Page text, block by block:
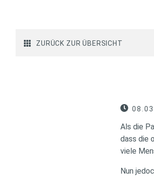
ZURÜCK ZUR ÜBERSICHT
Als die
dass die
viele
Nun